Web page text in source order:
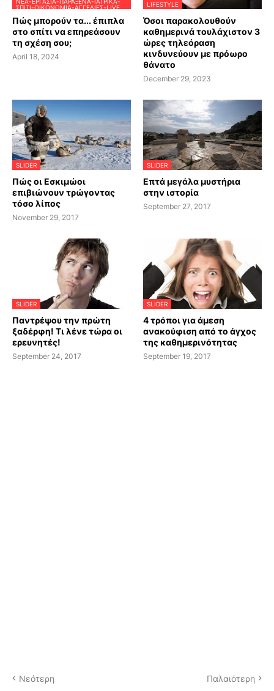
ΣΠΊΤΙ-ΟΙΚΟΝΟΜΊΑ-ΑΓΓΕΛΊΕΣ-LIVE
Πώς μπορούν τα... έπιπλα
στο σπίτι να επηρεάσουν
τη σχέση σου;
April 18, 2024
LIFESTYLE
Όσοι παρακολουθούν
καθημερινά τουλάχιστον 3
ώρες τηλεόραση
κινδυνεύουν με πρόωρο
θάνατο
December 29, 2023
SLIDER
Πώς οι Εσκιμώοι
επιβιώνουν τρώγοντας
τόσο λίπος
November 29, 2017
SLIDER
Επτά μεγάλα μυστήρια
στην ιστορία
September 27, 2017
SLIDER
Παντρέψου την πρώτη
ξαδέρφη! Τι λένε τώρα οι
ερευνητές!
September 24, 2017
SLIDER
4 τρόποι για άμεση
ανακούφιση από το άγχος
της καθημερινότητας
September 19, 2017
Νεότερη Παλαιότερη